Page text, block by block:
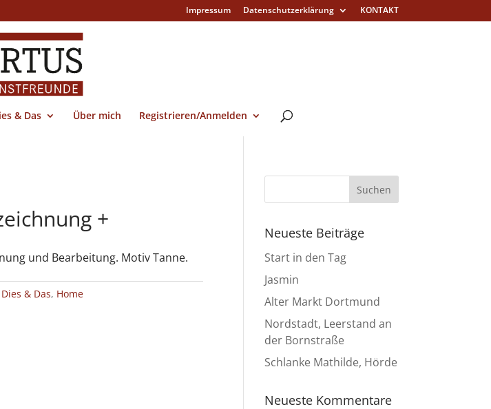
Impressum Datenschutzerklärung KONTAKT
& Das Über mich Registrieren/Anmelden
+
und Bearbeitung. Motiv Tanne.
Dies & Das, Home
Neueste Beiträge
Start in den Tag
Jasmin
Alter Markt Dortmund
Nordstadt, Leerstand an
der Bornstraße
Schlanke Mathilde, Hörde
Neueste Kommentare